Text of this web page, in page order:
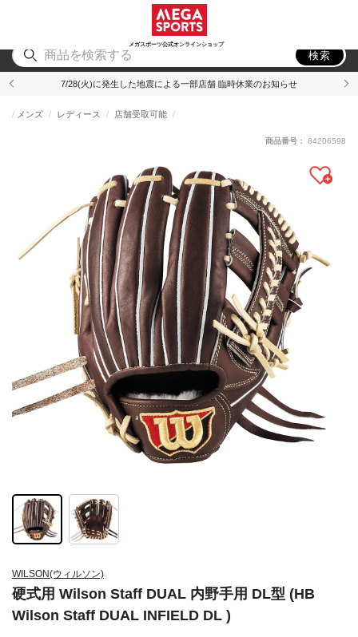
メガスポーツ公式オンラインショップ
アウトドア
検索
7/28(火)に発生した地震による一部店舗 臨時休業のお知らせ
WILSON(ウィルソン)
硬式用 Wilson Staff DUAL 内野手用 DL型 (HB
Wilson Staff DUAL INFIELD DL )
メンズ レディース 店舗受取可能
商品番号： 84206598